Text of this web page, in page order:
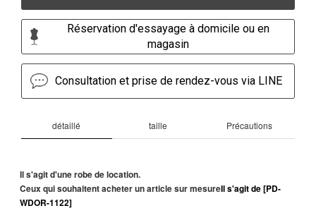
Réservation d'essayage à domicile ou en
magasin
Consultation et prise de rendez-vous via LINE
détaillé taille Précautions
Il s'agit d'une robe de location.
Ceux qui souhaitent acheter un article sur mesureIl s'agit de [PD-
WDOR-1122]